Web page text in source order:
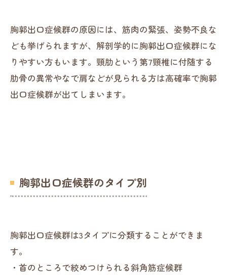
胸郭出口症候群の原因には、筋肉の緊張、姿勢不良な
ども挙げられますが、解剖学的に胸郭出口症候群にな
りやすい方もいます。頸肋という第7頸椎に付随する
肋骨の異常やなで肩などが見られる方は高確率で胸郭
出口症候群が出てしまいます。
胸郭出口症候群のタイプ別
胸郭出口症候群は3タイプに分類することができま
す。
・首のところで絞めつけられる斜角筋症候群